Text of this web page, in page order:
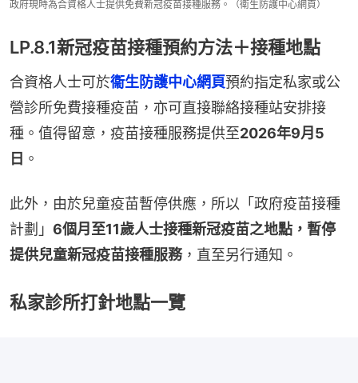
政府現時為合資格人士提供免費新冠疫苗接種服務。（衛生防護中心網頁）
LP.8.1新冠疫苗接種預約方法＋接種地點
合資格人士可於衞生防護中心網頁預約指定私家或公
營診所免費接種疫苗，亦可直接聯絡接種站安排接
種。值得留意，疫苗接種服務提供至2026年9月5
日 。
此外，由於兒童疫苗暫停供應，所以「政府疫苗接種
計劃」 6個月至11歲人士接種新冠疫苗之地點，暫停
提供兒童新冠疫苗接種服務，直至另行通知。
私家診所打針地點一覽